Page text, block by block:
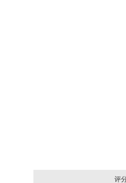
评